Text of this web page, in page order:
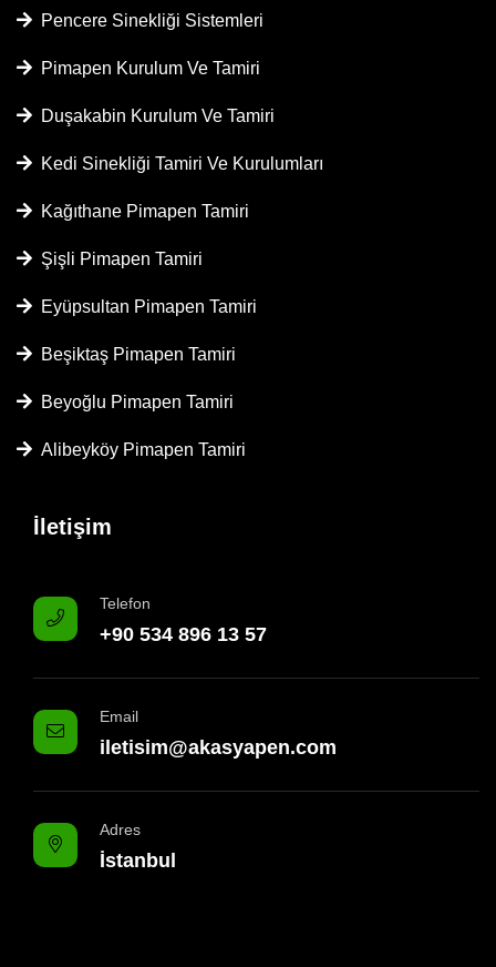
Pencere Sinekliği Sistemleri
Pimapen Kurulum Ve Tamiri
Duşakabin Kurulum Ve Tamiri
Kedi Sinekliği Tamiri Ve Kurulumları
Kağıthane Pimapen Tamiri
Şişli Pimapen Tamiri
Eyüpsultan Pimapen Tamiri
Beşiktaş Pimapen Tamiri
Beyoğlu Pimapen Tamiri
Alibeyköy Pimapen Tamiri
İletişim
Telefon
+90 534 896 13 57
Email
iletisim@akasyapen.com
Adres
İstanbul